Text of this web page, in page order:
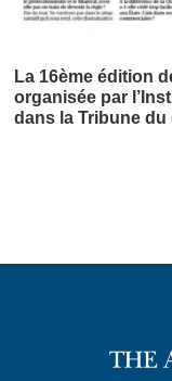
La 16ème édition
organisée par
dans la Tribune du